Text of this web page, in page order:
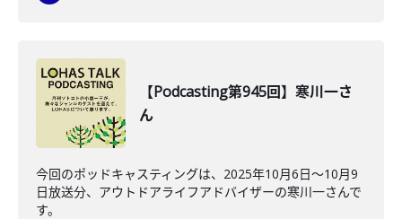
【Podcasting第945回】寒川一さ
ん
今回のポッドキャスティングは、2025年10月6日〜10月9
日放送分、アウトドアライフアドバイザーの寒川一さんで
す。